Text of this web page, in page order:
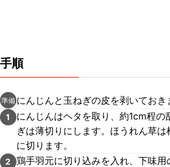
手順
準備 にんじんと玉ねぎの皮を剥いておき
1
にんじんはヘタを取り、約1cm程の
ぎは薄切りにします。ほうれん草
に切ります。
2
鶏手羽元に切り込みを入れ、下味用